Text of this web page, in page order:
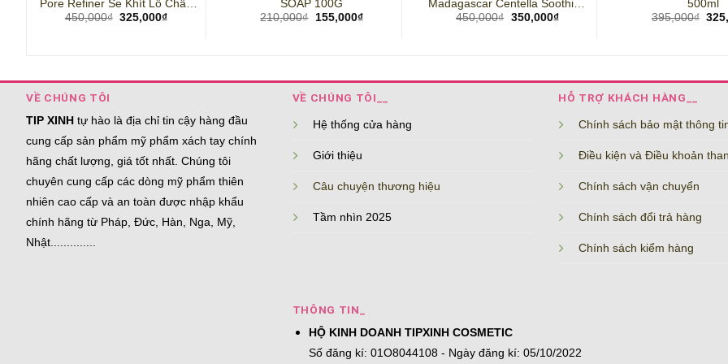
Pore Refiner Se Khít Lỗ Chân
Lông 30ml
450,000₫ Giá
325,000₫Giá
SOAP 100G
210,000₫ Giá
155,000₫Giá
Madagascar Centella Soothing
Cream 75ml
450,000₫ Giá
350,000₫Giá
500ml
395,000₫ Giá
VỀ CHÚNG TÔI
TIP XINH tự hào là địa chỉ tin cậy hàng đầu
cung cấp sản phẩm mỹ phẩm xách tay chính
hãng chất lượng, giá tốt nhất. Chúng tôi
chuyên cung cấp các dòng mỹ phẩm thiên
nhiên cao cấp và an toàn được nhập khẩu
chính hãng từ Pháp, Đức, Hàn, Nga, Mỹ,
Nhật..............
VỀ CHÚNG TÔI__
Hệ thống cửa hàng
Giới thiệu
Câu chuyện thương hiệu
Tầm nhìn 2025
HỖ TRỢ KHÁCH HÀNG__
Chính sách bảo mật thông
Điều kiện và Điều khoản
Chính sách vận chuyển
Chính sách đổi trả hàng
Chính sách kiểm hàng
THÔNG TIN_
HỘ KINH DOANH TIPXINH COSMETIC
Số đăng kí: 01O8044108 - Ngày đăng kí: 05/10/2022